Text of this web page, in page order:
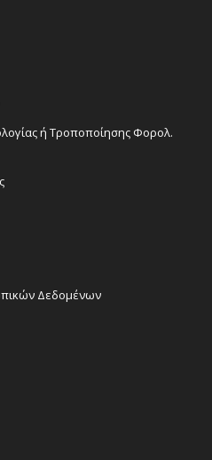
ή Τροποποίησης Φορολ.
Δεδομένων